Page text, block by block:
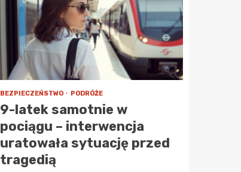
BEZPIECZEŃSTWO PODRÓŻE
9-latek samotnie w
pociągu – interwencja
uratowała sytuację przed
tragedią